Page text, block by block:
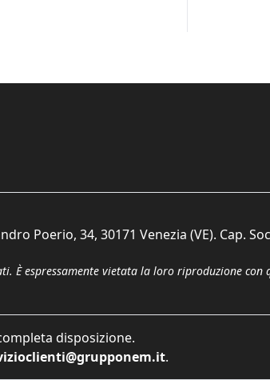
Poerio, 34, 30171 Venezia (VE). Cap.
È espressamente vietata la loro riproduzione con
disposizione.
.